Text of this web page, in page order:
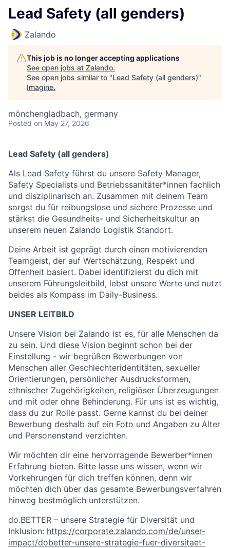
Lead Safety (all genders)
Zalando
This job is no longer accepting applications
See open jobs at Zalando.
See open jobs similar to "Lead Safety (all genders)"
Imagine.
mönchengladbach, germany
Posted on May 27, 2026
Lead Safety (all genders)
Als Lead Safety führst du unsere Safety Manager,
Safety Specialists und Betriebssanitäter*innen fachlich
und disziplinarisch an. Zusammen mit deinem Team
sorgst du für reibungslose und sichere Prozesse und
stärkst die Gesundheits- und Sicherheitskultur an
unserem neuen Zalando Logistik Standort.
Deine Arbeit ist geprägt durch einen motivierenden
Teamgeist, der auf Wertschätzung, Respekt und
Offenheit basiert. Dabei identifizierst du dich mit
unserem Führungsleitbild, lebst unsere Werte und nutzt
beides als Kompass im Daily-Business.
UNSER LEITBILD
Unsere Vision bei Zalando ist es, für alle Menschen da
zu sein. Und diese Vision beginnt schon bei der
Einstellung - wir begrüßen Bewerbungen von
Menschen aller Geschlechteridentitäten, sexueller
Orientierungen, persönlicher Ausdrucksformen,
ethnischer Zugehörigkeiten, religiöser Überzeugungen
und mit oder ohne Behinderung. Für uns ist es wichtig,
dass du zur Rolle passt. Gerne kannst du bei deiner
Bewerbung deshalb auf ein Foto und Angaben zu Alter
und Personenstand verzichten.
Wir möchten dir eine hervorragende Bewerber*innen
Erfahrung bieten. Bitte lasse uns wissen, wenn wir
Vorkehrungen für dich treffen können, denn wir
möchten dich über das gesamte Bewerbungsverfahren
hinweg bestmöglich unterstützen.
do.BETTER – unsere Strategie für Diversität und
Inklusion: https://corporate.zalando.com/de/unser-
impact/dobetter-unsere-strategie-fuer-diversitaet-